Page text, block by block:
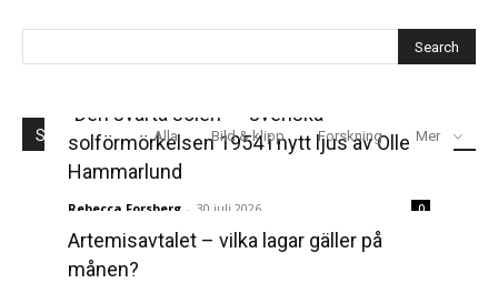
SENASTE Alla Bild & klipp Forskning Mer
”Den svarta solen” – svenska
solförmörkelsen 1954 i nytt ljus av Olle
Hammarlund
Rebecca Forsberg - 30 juli 2026 0
Artemisavtalet – vilka lagar gäller på
månen?